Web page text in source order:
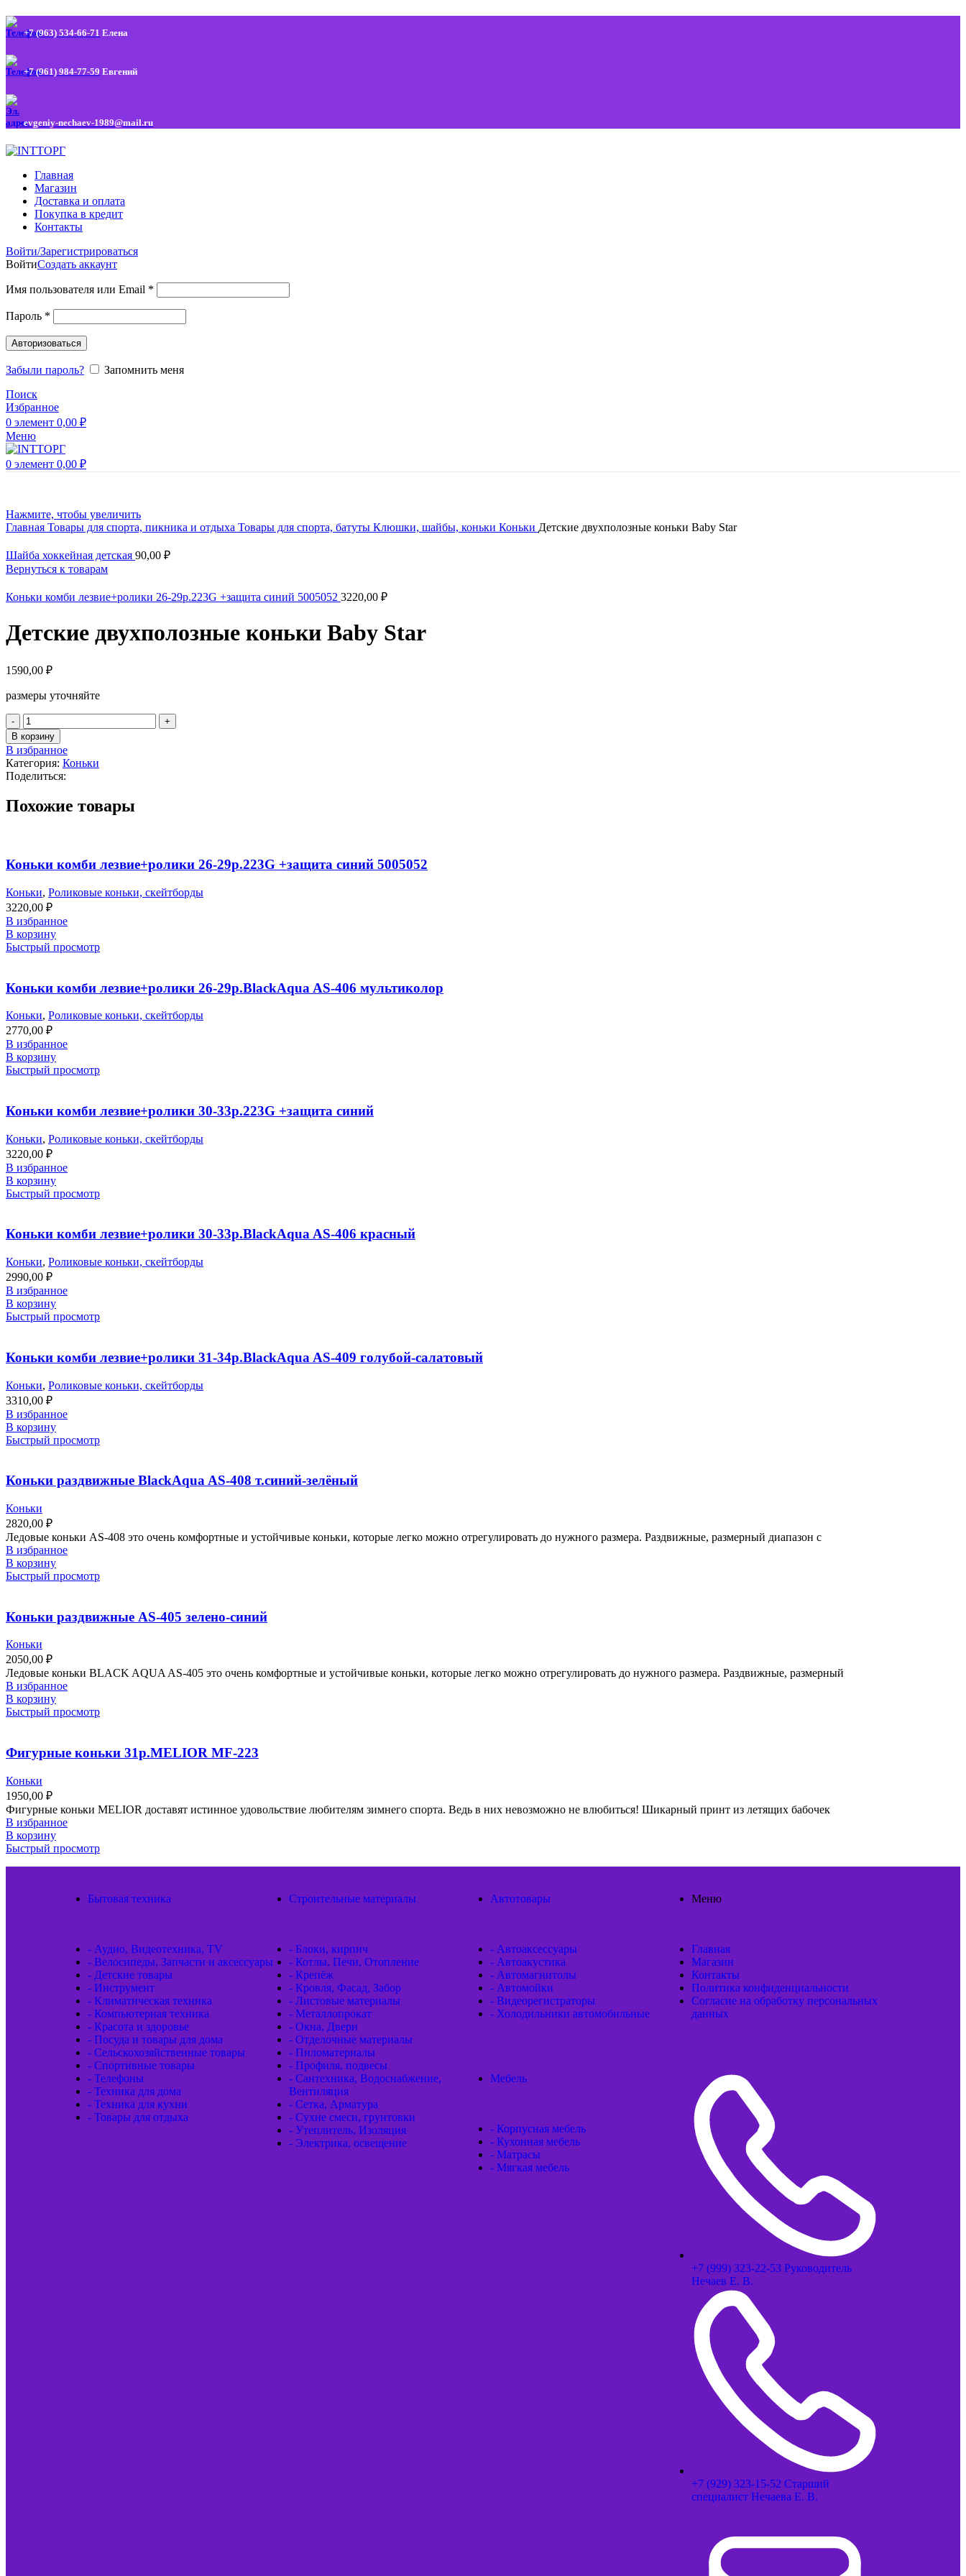
+7 (963) 534-66-71 Елена
+7 (961) 984-77-59 Евгений
evgeniy-nechaev-1989@mail.ru
Главная
Магазин
Доставка и оплата
Покупка в кредит
Контакты
Войти/Зарегистрироваться
ВойтиСоздать аккаунт
Имя пользователя или Email *
Пароль *
Авторизоваться
Забыли пароль?
Запомнить меня
Поиск
Избранное
0 элемент 0,00 ₽
Меню
0 элемент 0,00 ₽
Нажмите, чтобы увеличить
Главная Товары для спорта, пикника и отдыха Товары для спорта, батуты Клюшки, шайбы, коньки Коньки Детские двухполозные коньки Baby Star
Шайба хоккейная детская 90,00 ₽
Вернуться к товарам
Коньки комби лезвие+ролики 26-29р.223G +защита синий 5005052 3220,00 ₽
Детские двухполозные коньки Baby Star
1590,00 ₽
размеры уточняйте
В корзину
В избранное
Категория: Коньки
Поделиться:
Похожие товары
Коньки комби лезвие+ролики 26-29р.223G +защита синий 5005052
Коньки, Роликовые коньки, скейтборды
3220,00 ₽
В избранное
В корзину
Быстрый просмотр
Коньки комби лезвие+ролики 26-29р.BlackAqua AS-406 мультиколор
Коньки, Роликовые коньки, скейтборды
2770,00 ₽
В избранное
В корзину
Быстрый просмотр
Коньки комби лезвие+ролики 30-33р.223G +защита синий
Коньки, Роликовые коньки, скейтборды
3220,00 ₽
В избранное
В корзину
Быстрый просмотр
Коньки комби лезвие+ролики 30-33р.BlackAqua AS-406 красный
Коньки, Роликовые коньки, скейтборды
2990,00 ₽
В избранное
В корзину
Быстрый просмотр
Коньки комби лезвие+ролики 31-34р.BlackAqua AS-409 голубой-салатовый
Коньки, Роликовые коньки, скейтборды
3310,00 ₽
В избранное
В корзину
Быстрый просмотр
Коньки раздвижные BlackAqua AS-408 т.синий-зелёный
Коньки
2820,00 ₽
Ледовые коньки AS-408 это очень комфортные и устойчивые коньки, которые легко можно отрегулировать до нужного размера. Раздвижные, размерный диапазон с
В избранное
В корзину
Быстрый просмотр
Коньки раздвижные АS-405 зелено-синий
Коньки
2050,00 ₽
Ледовые коньки BLACK AQUA AS-405 это очень комфортные и устойчивые коньки, которые легко можно отрегулировать до нужного размера. Раздвижные, размерный
В избранное
В корзину
Быстрый просмотр
Фигурные коньки 31р.MELIOR МF-223
Коньки
1950,00 ₽
Фигурные коньки MELIOR доставят истинное удовольствие любителям зимнего спорта. Ведь в них невозможно не влюбиться! Шикарный принт из летящих бабочек
В избранное
В корзину
Быстрый просмотр
Бытовая техника
- Аудио, Видеотехника, TV
- Велосипеды, Запчасти и аксессуары
- Детские товары
- Инструмент
- Климатическая техника
- Компьютерная техника
- Красота и здоровье
- Посуда и товары для дома
- Сельскохозяйственные товары
- Спортивные товары
- Телефоны
- Техника для дома
- Техника для кухни
- Товары для отдыха
Строительные материалы
- Блоки, кирпич
- Котлы, Печи, Отопление
- Крепёж
- Кровля, Фасад, Забор
- Листовые материалы
- Металлопрокат
- Окна, Двери
- Отделочные материалы
- Пиломатериалы
- Профиля, подвесы
- Сантехника, Водоснабжение,
Вентиляция
- Сетка, Арматура
- Сухие смеси, грунтовки
- Утеплитель, Изоляция
- Электрика, освещение
Автотовары
- Автоаксессуары
- Автоакустика
- Автомагнитолы
- Автомойки
- Видеорегистраторы
- Холодильники автомобильные
Мебель
- Корпусная мебель
- Кухонная мебель
- Матрасы
- Мягкая мебель
Меню
Главная
Магазин
Контакты
Политика конфиденциальности
Согласие на обработку персональных
данных
+7 (999) 323-22-53 Руководитель
Нечаев Е. В.
+7 (929) 323-15-52 Старший
специалист Нечаева Е. В.